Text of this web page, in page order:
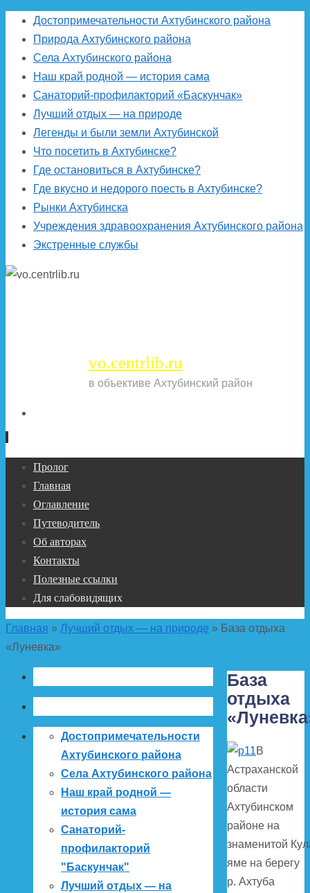
Достопримечательности Ахтубинского района
Природа Ахтубинского района
Села Ахтубинского района
Наш край родной — история сама
Санаторий-профилакторий «Баскунчак»
Лучший отдых — на природе
Легенды и были земли Ахтубинской
Что посетить в Ахтубинске?
Где остановиться в Ахтубинске?
Где вкусно и недорого поесть в Ахтубинске?
Рынки Ахтубинска
Учреждения здравоохранения Ахтубинского района
Экстренные службы
vo.centrlib.ru
в объективе Ахтубинский район
Перейти
содержимому
Пролог
Главная
Оглавление
Путеводитель
Об авторах
Контакты
Полезные ссылки
Для слабовидящих
Главная » Лучший отдых — на природе » База отдыха
«Луневка»
База
отдыха
В
Астраханской
области
Ахтубинском
районе на
знаменитой
яме на берегу
р. Ахтуба
Достопримечательности
Ахтубинского района
Села Ахтубинского района
Наш край родной —
история сама
Санаторий-
профилакторий
"Баскунчак"
Лучший отдых — на